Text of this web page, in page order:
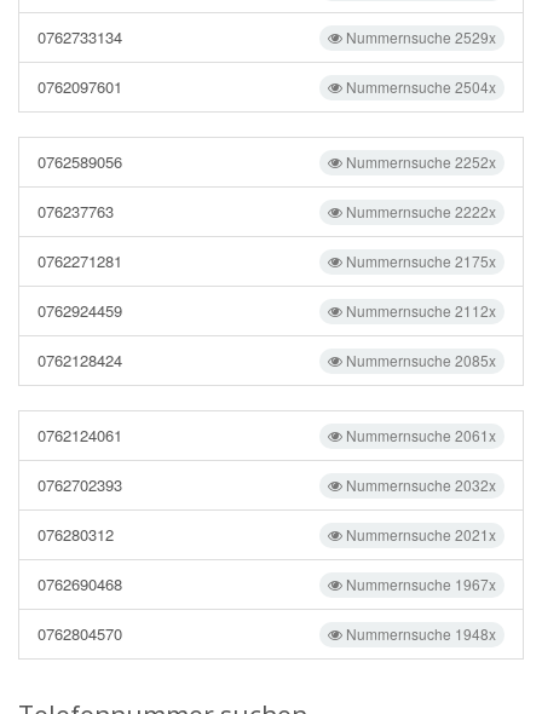
Nummernsuche 2529x
0762733134
Nummernsuche 2504x
0762097601
Nummernsuche 2252x
0762589056
Nummernsuche 2222x
076237763
Nummernsuche 2175x
0762271281
Nummernsuche 2112x
0762924459
Nummernsuche 2085x
0762128424
Nummernsuche 2061x
0762124061
Nummernsuche 2032x
0762702393
Nummernsuche 2021x
076280312
Nummernsuche 1967x
0762690468
Nummernsuche 1948x
0762804570